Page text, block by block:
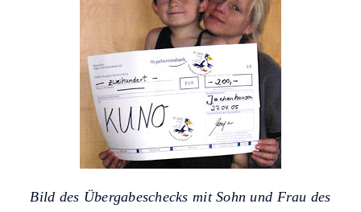
Bild des Übergabeschecks mit Sohn und Frau des